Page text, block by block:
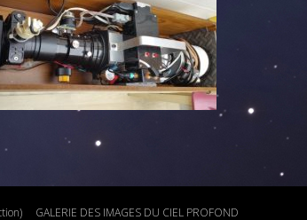
GALERIE DES IMAGES DU CIEL PROFOND